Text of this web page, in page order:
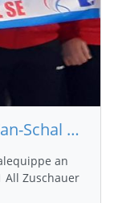
WM Quali an der Coque - Ee Fan-Schal fir all Supporter
an
All Zuschauer